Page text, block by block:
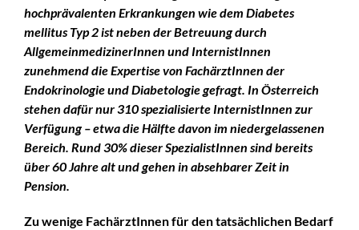
hochprävalenten Erkrankungen wie dem Diabetes
mellitus Typ 2 ist neben der Betreuung durch
AllgemeinmedizinerInnen und InternistInnen
zunehmend die Expertise von FachärztInnen der
Endokrinologie und Diabetologie gefragt. In Österreich
stehen dafür nur 310 spezialisierte InternistInnen zur
Verfügung – etwa die Hälfte davon im niedergelassenen
Bereich. Rund 30% dieser SpezialistInnen sind bereits
über 60 Jahre alt und gehen in absehbarer Zeit in
Pension.
Zu wenige FachärztInnen für den tatsächlichen Bedarf